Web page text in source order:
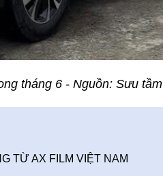
tháng 6 - Nguồn: Sưu tầm
TỪ AX FILM VIỆT NAM